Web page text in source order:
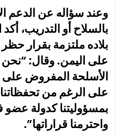
وعند سؤاله عن الدعم
بالسلاح أو التدريب،
بلاده ملتزمة بقرار
على اليمن. وقال: “نحن
الأسلحة المفروض على
على الرغم من تحفظاتنا
بمسؤوليتنا كدولة عضو
واحترمنا قراراتها”.